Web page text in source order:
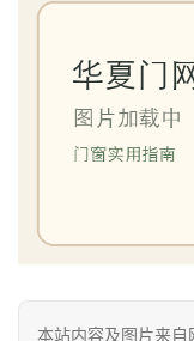
铝
本站内容及图片来